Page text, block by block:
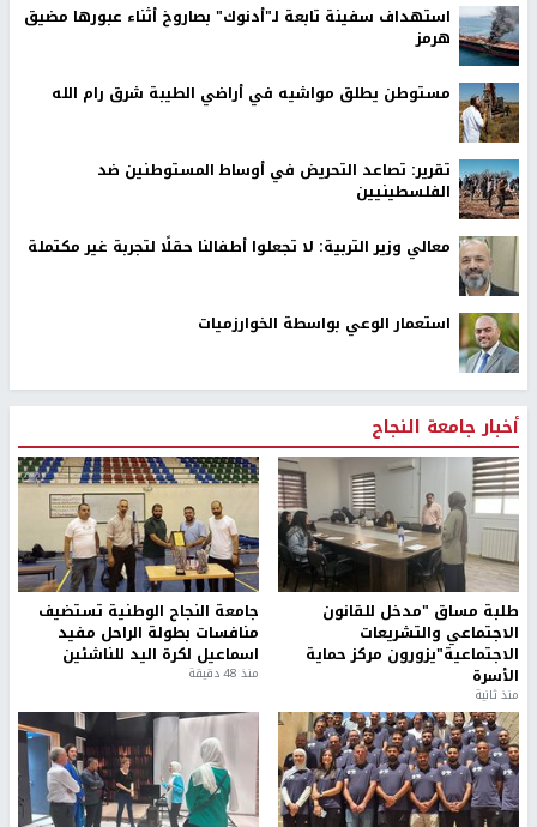
استهداف سفينة تابعة لـ"أدنوك" بصاروخ أثناء عبورها مضيق
هرمز
مستوطن يطلق مواشيه في أراضي الطيبة شرق رام الله
تقرير: تصاعد التحريض في أوساط المستوطنين ضد
الفلسطينيين
معالي وزير التربية: لا تجعلوا أطفالنا حقلًا لتجربة غير مكتملة
استعمار الوعي بواسطة الخوارزميات
أخبار جامعة النجاح
طلبة مساق "مدخل للقانون
الاجتماعي والتشريعات
الاجتماعية"يزورون مركز حماية
الأسرة
منذ ثانية
جامعة النجاح الوطنية تستضيف
منافسات بطولة الراحل مفيد
اسماعيل لكرة اليد للناشئين
منذ 48 دقيقة